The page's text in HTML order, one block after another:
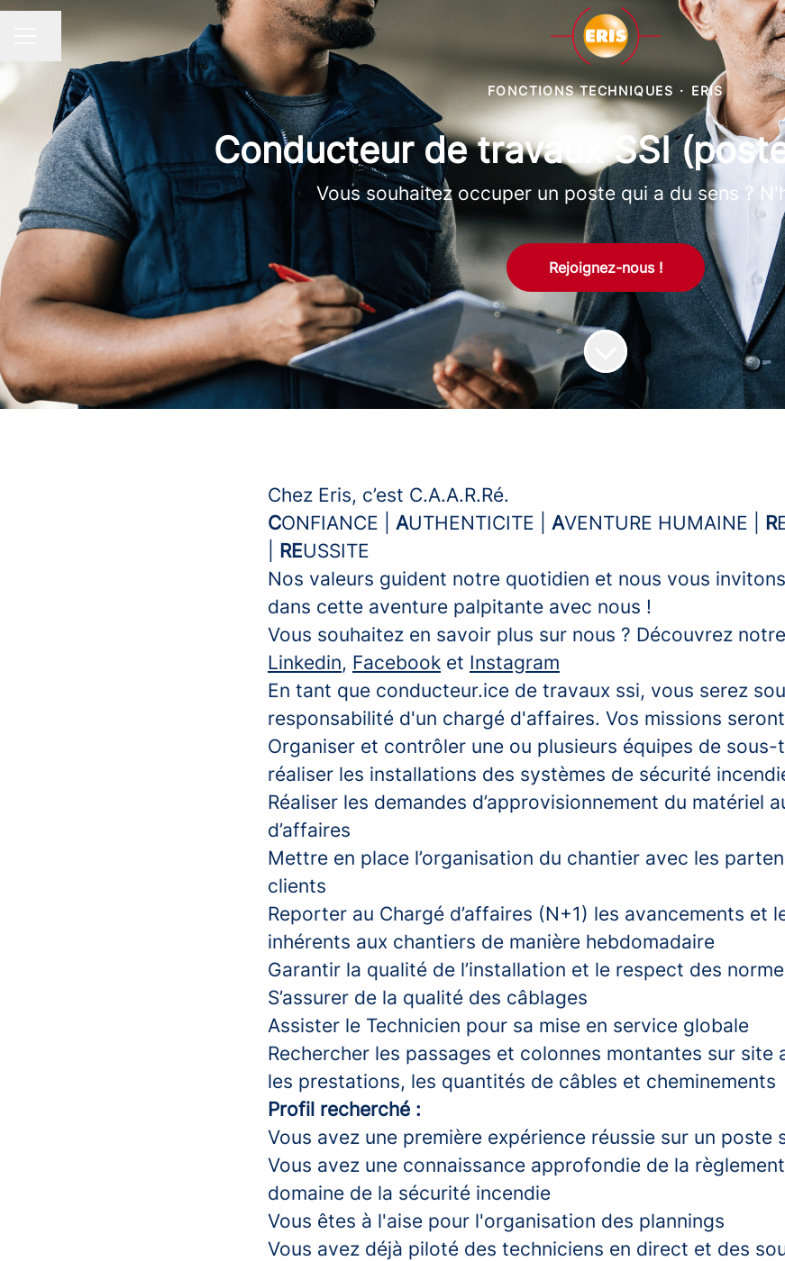
MENU CARRIÈRE
Partager la page
FONCTIONS TECHNIQUES · ERIS
Conducteur de travaux SSI
Vous souhaitez occuper un poste qui a du sens ?
Rejoignez-nous !
Chez Eris, c’est C.A.A.R.Ré.
CONFIANCE | AUTHENTICITE | AVENTURE HUMAINE | R
REUSSITE
Nos valeurs guident notre quotidien et nous vous
dans cette aventure palpitante avec nous !
Vous souhaitez en savoir plus sur nous ? Découvrez
Linkedin, Facebook et Instagram
En tant que conducteur.ice de travaux ssi, vous serez
responsabilité d'un chargé d'affaires. Vos missions
Organiser et contrôler une ou plusieurs équipes de
réaliser les installations des systèmes de sécurité
Réaliser les demandes d’approvisionnement du matériel
d’affaires
Mettre en place l’organisation du chantier avec les
clients
Reporter au Chargé d’affaires (N+1) les avancements et
inhérents aux chantiers de manière hebdomadaire
Garantir la qualité de l’installation et le respect des
S’assurer de la qualité des câblages
Assister le Technicien pour sa mise en service globale
Rechercher les passages et colonnes montantes sur site
les prestations, les quantités de câbles et cheminements
Profil recherché :
Vous avez une première expérience réussie sur un poste
Vous avez une connaissance approfondie de la
domaine de la sécurité incendie
Vous êtes à l'aise pour l'organisation des plannings
Vous avez déjà piloté des techniciens en direct et des